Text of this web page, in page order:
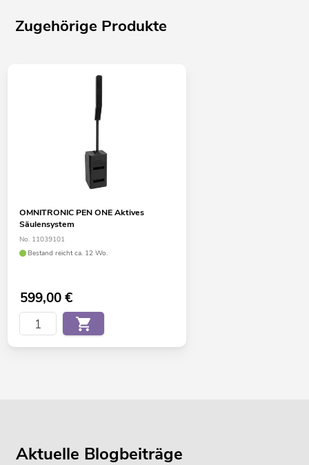
Zugehörige Produkte
OMNITRONIC PEN ONE Aktives
Säulensystem
No. 11039101
Bestand reicht ca. 12 Wo.
599,00€
Aktuelle Blogbeiträge